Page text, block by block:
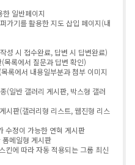
한 일반페이지
가기를 활용한 지도 삽입 페이지(내
성 시 접수완료, 답변 시 답변완료)
목록에서 질문과 답변 확인)
록에서 내용일부분과 첨부 이미지
(일반 갤러리 게시판, 박스형 갤러
시판(갤러리형 리스트, 웹진형 리스
수정이 가능한 연혁 게시판
메일형 게시판
킨에 따라 자동 적용되는 그룹 최신